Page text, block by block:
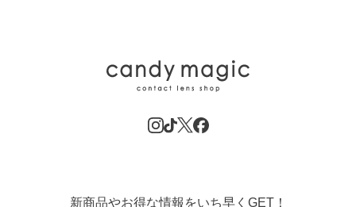
新商品やお得な情報をいち早くGET！